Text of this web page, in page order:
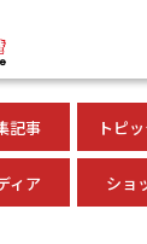
記事 トピ
ィア ショ